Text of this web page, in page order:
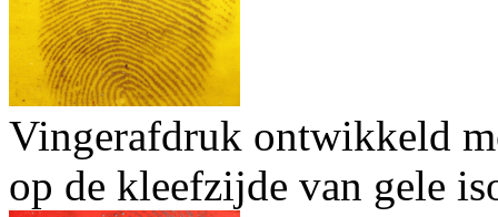
Vingerafdruk ontwikkeld
op de kleefzijde van gele